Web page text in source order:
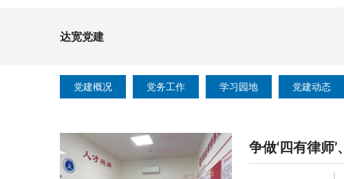
达宽党建
党建概况 党务工作 学习园地 党建动态